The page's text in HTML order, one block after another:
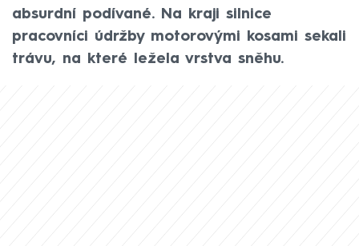
absurdní podívané. Na kraji silnice
pracovníci údržby motorovými kosami sekali
trávu, na které ležela vrstva sněhu.